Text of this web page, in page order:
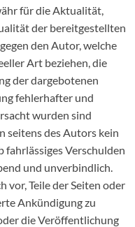
für die Aktualität,
der bereitgestellten
den Autor, welche
Art beziehen, die
der dargebotenen
fehlerhafter und
wurden sind
seitens des Autors kein
fahrlässiges Verschulden
und unverbindlich.
vor, Teile der Seiten oder
Ankündigung zu
die Veröffentlichung